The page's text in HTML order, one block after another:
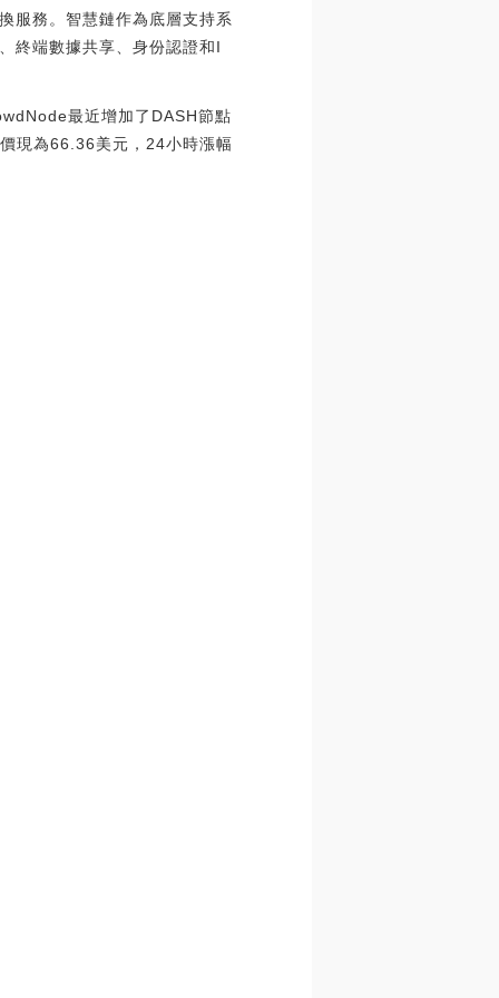
服務。智慧鏈作為底層支持系
終端數據共享、身份認證和I
最近增加了DASH節點
現為66.36美元，24小時漲幅